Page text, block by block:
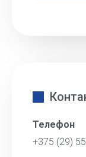
Телефон
+375 (29)